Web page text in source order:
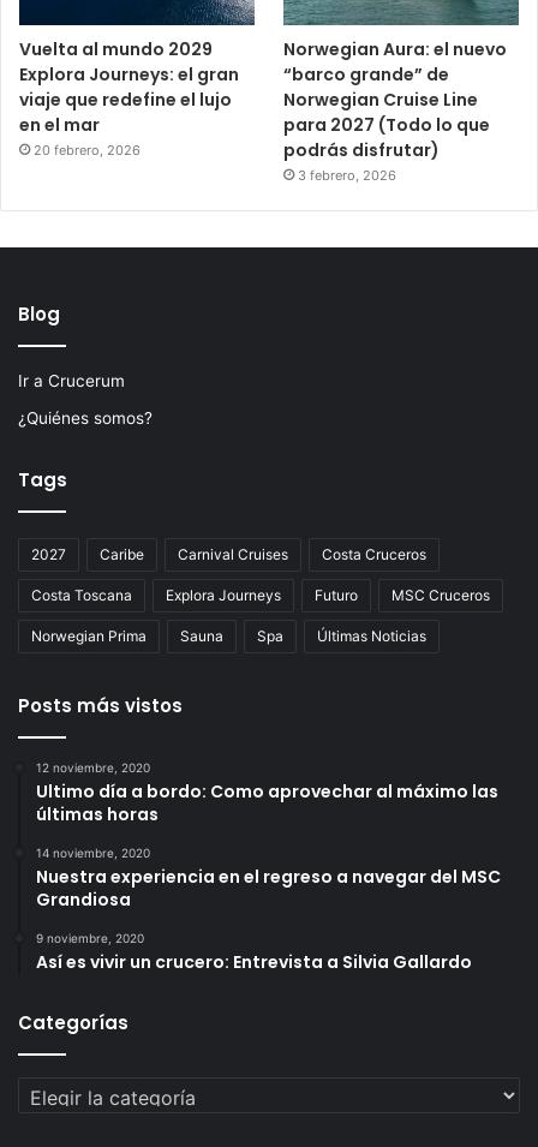
Vuelta al mundo 2029
Explora Journeys: el gran
viaje que redefine el lujo
en el mar
20 febrero, 2026
Norwegian Aura: el nuevo
“barco grande” de
Norwegian Cruise Line
para 2027 (Todo lo que
podrás disfrutar)
3 febrero, 2026
Blog
Ir a Crucerum
¿Quiénes somos?
Tags
2027 Caribe Carnival Cruises Costa Cruceros
Costa Toscana Explora Journeys Futuro MSC Cruceros
Norwegian Prima Sauna Spa Últimas Noticias
Posts más vistos
12 noviembre, 2020
Ultimo día a bordo: Como aprovechar al máximo las
últimas horas
14 noviembre, 2020
Nuestra experiencia en el regreso a navegar del MSC
Grandiosa
9 noviembre, 2020
Así es vivir un crucero: Entrevista a Silvia Gallardo
Categorías
Categorías